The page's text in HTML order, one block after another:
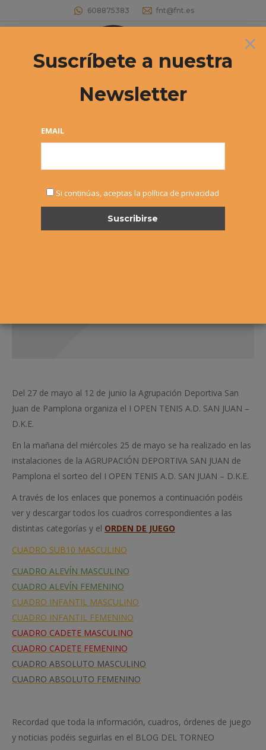
608875383 fnt@fnt.es
Buscar:
I OPEN TENIS A.D. SAN JUAN – D.K.E.
Del 27 de mayo al 12 de junio la Agrupación Deportiva San
Juan de Pamplona organiza el I OPEN TENIS A.D. SAN JUAN –
D.K.E.
En la mañana del miércoles 25 de mayo se ha realizado en las
instalaciones de la AGRUPACIÓN DEPORTIVA SAN JUAN de
Pamplona el sorteo del I OPEN TENIS A.D. SAN JUAN – D.K.E.
A través de los enlaces que ponemos a continuación podéis
ver y descargar todos los cuadros correspondientes a las
distintas categorías y el ORDEN DE JUEGO
CUADRO SUB10 MASCULINO
CUADRO ALEVÍN MASCULINO
CUADRO ALEVÍN FEMENINO
CUADRO INFANTIL MASCULINO
CUADRO INFANTIL FEMENINO
CUADRO CADETE MASCULINO
CUADRO CADETE FEMENINO
CUADRO ABSOLUTO MASCULINO
CUADRO ABSOLUTO FEMENINO
Recordad que toda la información, cuadros, órdenes de juego
y noticias podéis seguirlas en el BLOG DEL TORNEO
×
Suscríbete a nuestra
Newsletter
EMAIL
Si continúas, aceptas la política de privacidad